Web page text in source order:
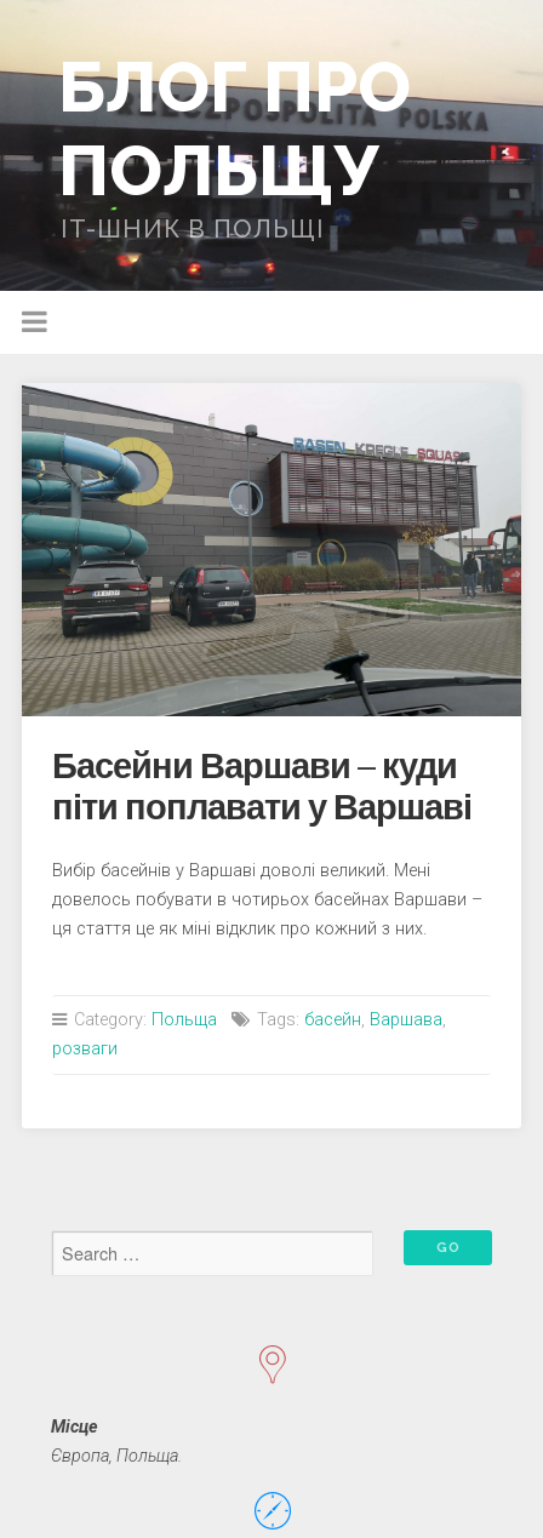
БЛОГ ПРО
ПОЛЬЩУ
IT-ШНИК В ПОЛЬЩІ
Басейни Варшави – куди
піти поплавати у Варшаві
Вибір басейнів у Варшаві доволі великий. Мені
довелось побувати в чотирьох басейнах Варшави –
ця стаття це як міні відклик про кожний з них.
Category: Польща Tags: басейн, Варшава,
розваги
Місце
Європа, Польща.